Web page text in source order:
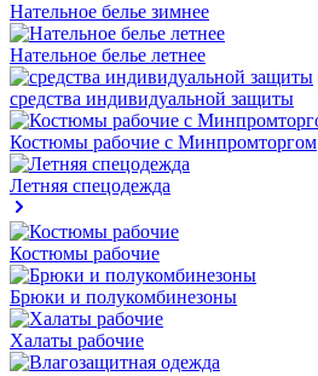
Нательное белье зимнее
Нательное белье летнее
средства индивидуальной защиты
Костюмы рабочие с Минпромторгом
Летняя спецодежда
Костюмы рабочие
Брюки и полукомбинезоны
Халаты рабочие